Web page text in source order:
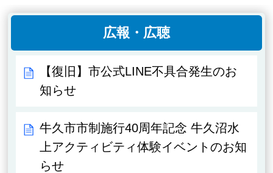
広報・広聴
【復旧】市公式LINE不具合発生のお
知らせ
牛久市市制施行40周年記念 牛久沼水
上アクティビティ体験イベントのお知
らせ